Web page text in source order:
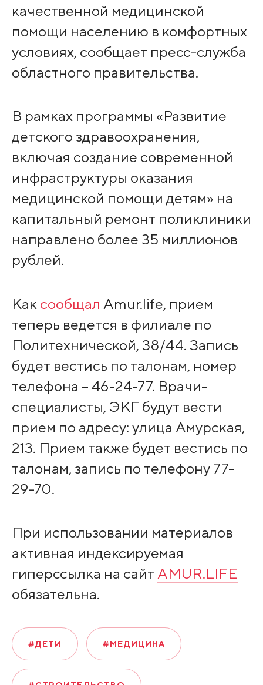
качественной медицинской
помощи населению в комфортных
условиях, сообщает пресс-служба
областного правительства.
В рамках программы «Развитие
детского здравоохранения,
включая создание современной
инфраструктуры оказания
медицинской помощи детям» на
капитальный ремонт поликлиники
направлено более 35 миллионов
рублей.
Как сообщал Amur.life, прием
теперь ведется в филиале по
Политехнической, 38/44. Запись
будет вестись по талонам, номер
телефона – 46-24-77. Врачи-
специалисты, ЭКГ будут вести
прием по адресу: улица Амурская,
213. Прием также будет вестись по
талонам, запись по телефону 77-
29-70.
При использовании материалов
активная индексируемая
гиперссылка на сайт AMUR.LIFE
обязательна.
#ДЕТИ #МЕДИЦИНА